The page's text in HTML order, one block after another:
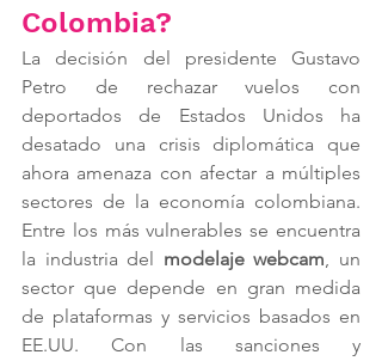
Colombia?
La decisión del presidente Gustavo
Petro de rechazar vuelos con
deportados de Estados Unidos ha
desatado una crisis diplomática que
ahora amenaza con afectar a múltiples
sectores de la economía colombiana.
Entre los más vulnerables se encuentra
la industria del modelaje webcam, un
sector que depende en gran medida
de plataformas y servicios basados en
EE.UU. Con las sanciones y